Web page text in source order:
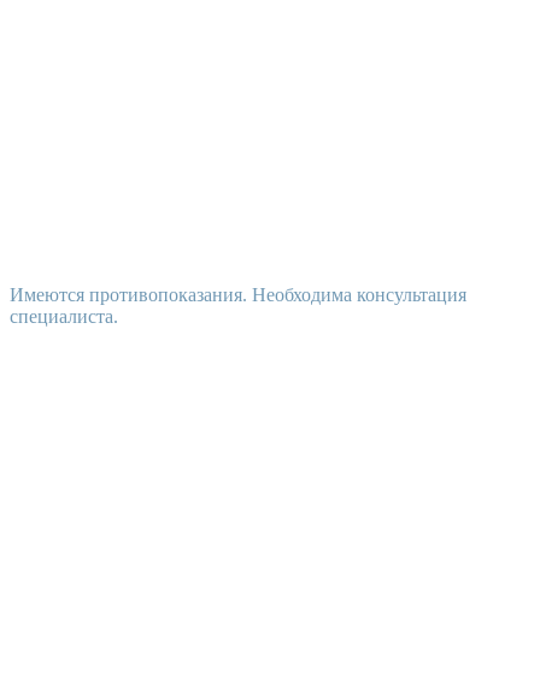
Имеются противопоказания. Необходима консультация
специалиста.